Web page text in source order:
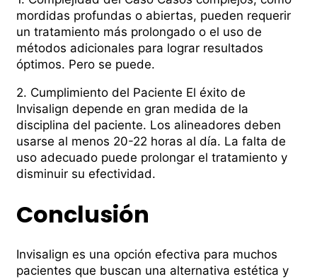
mordidas profundas o abiertas, pueden requerir
un tratamiento más prolongado o el uso de
métodos adicionales para lograr resultados
óptimos. Pero se puede.
2. Cumplimiento del Paciente El éxito de
Invisalign depende en gran medida de la
disciplina del paciente. Los alineadores deben
usarse al menos 20-22 horas al dí­a. La falta de
uso adecuado puede prolongar el tratamiento y
disminuir su efectividad.
Conclusión
Invisalign es una opción efectiva para muchos
pacientes que buscan una alternativa estética y